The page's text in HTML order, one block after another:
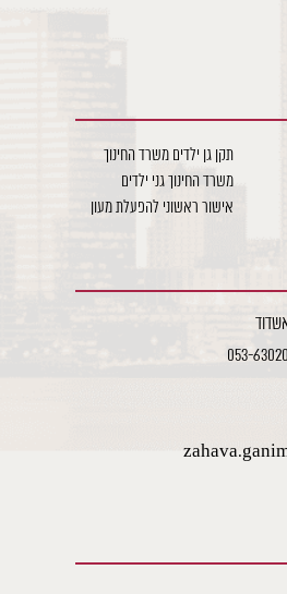
תקן גן ילדים משרד החינוך
משרד החינוך גני ילדים
אישור ראשוני להפעלת מעון